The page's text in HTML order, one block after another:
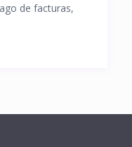
de facturas,